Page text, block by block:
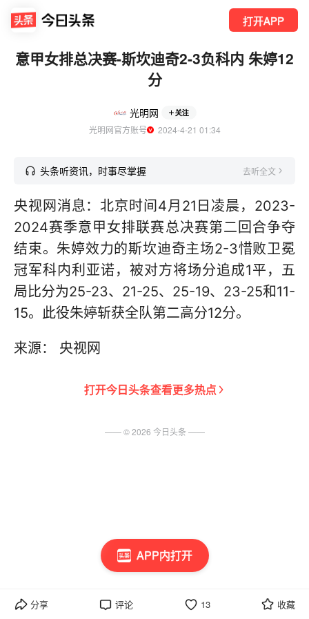
打开APP
APP内打开
意甲女排总决赛-斯坎迪奇2-3负科内 朱婷12
分
光明网 关注
光明网官方账号
  2024-4-21 01:34
头条听资讯，时事尽掌握 去听全文
央视网消息：北京时间4月21日凌晨，2023-
2024赛季意甲女排联赛总决赛第二回合争夺
结束。朱婷效力的斯坎迪奇主场2-3惜败卫冕
冠军科内利亚诺，被对方将场分追成1平，五
局比分为25-23、21-25、25-19、23-25和11-
15。此役朱婷斩获全队第二高分12分。
来源： 央视网
打开今日头条查看更多热点
分享 评论 13 收藏
—— ©2026 今日头条 ——